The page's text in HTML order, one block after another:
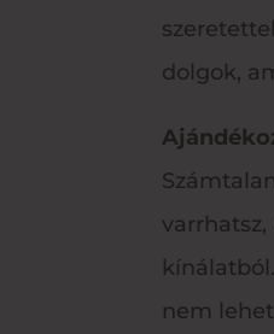
dolgok,
nem